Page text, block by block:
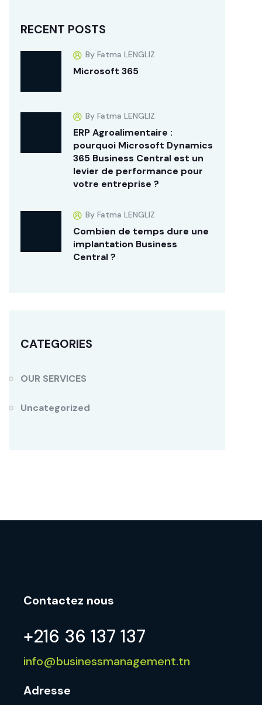
RECENT POSTS
By Fatma LENGLIZ
Microsoft 365
By Fatma LENGLIZ
ERP Agroalimentaire :
pourquoi Microsoft Dynamics
365 Business Central est un
levier de performance pour
votre entreprise ?
By Fatma LENGLIZ
Combien de temps dure une
implantation Business
Central ?
CATEGORIES
OUR SERVICES
Uncategorized
Contactez nous
+216 36 137 137
info@businessmanagement.tn
Adresse